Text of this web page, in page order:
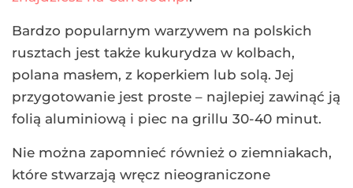
Bardzo popularnym warzywem na polskich
rusztach jest także kukurydza w kolbach,
polana masłem, z koperkiem lub solą. Jej
przygotowanie jest proste – najlepiej zawinąć ją
folią aluminiową i piec na grillu 30-40 minut.
Nie można zapomnieć również o ziemniakach,
które stwarzają wręcz nieograniczone